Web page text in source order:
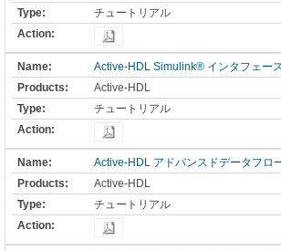
チュートリアル
Active-HDL Simulink® インタフェ
Active-HDL
チュートリアル
Active-HDL アドバンスドデータフ
Active-HDL
チュートリアル